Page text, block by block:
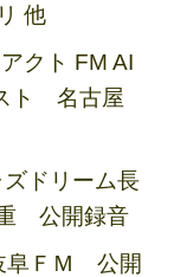
リ 他
クト FM AI
ト 名古屋
ドリーム長
公開録音
阜ＦＭ 公開